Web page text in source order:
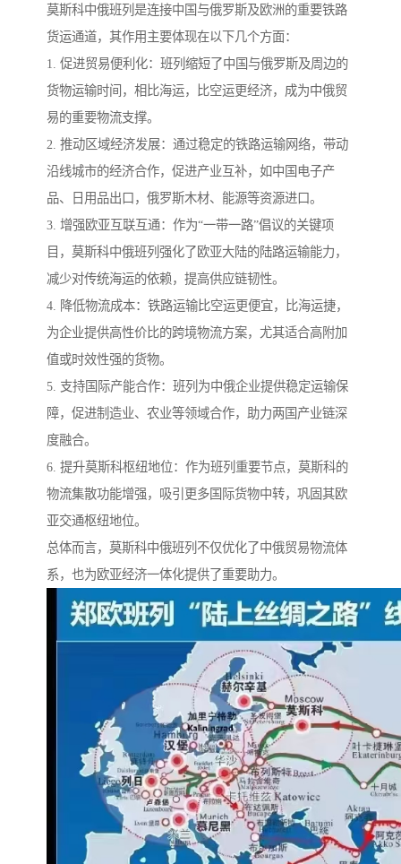
莫斯科中俄班列是连接中国与俄罗斯及欧洲的重要铁路
货运通道，其作用主要体现在以下几个方面：
1. 促进贸易便利化：班列缩短了中国与俄罗斯及周边的
货物运输时间，相比海运，比空运更经济，成为中俄贸
易的重要物流支撑。
2. 推动区域经济发展：通过稳定的铁路运输网络，带动
沿线城市的经济合作，促进产业互补，如中国电子产
品、日用品出口，俄罗斯木材、能源等资源进口。
3. 增强欧亚互联互通：作为“一带一路”倡议的关键项
目，莫斯科中俄班列强化了欧亚大陆的陆路运输能力，
减少对传统海运的依赖，提高供应链韧性。
4. 降低物流成本：铁路运输比空运更便宜，比海运捷，
为企业提供高性价比的跨境物流方案，尤其适合高附加
值或时效性强的货物。
5. 支持国际产能合作：班列为中俄企业提供稳定运输保
障，促进制造业、农业等领域合作，助力两国产业链深
度融合。
6. 提升莫斯科枢纽地位：作为班列重要节点，莫斯科的
物流集散功能增强，吸引更多国际货物中转，巩固其欧
亚交通枢纽地位。
总体而言，莫斯科中俄班列不仅优化了中俄贸易物流体
系，也为欧亚经济一体化提供了重要助力。